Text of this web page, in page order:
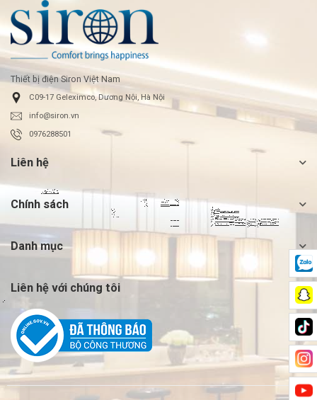
Thiết bị điện Siron Việt Nam
C09-17 Geleximco, Dương Nội, Hà Nội
info@siron.vn
0976288501
Liên hệ
Chính sách
Danh mục
Liên hệ với chúng tôi